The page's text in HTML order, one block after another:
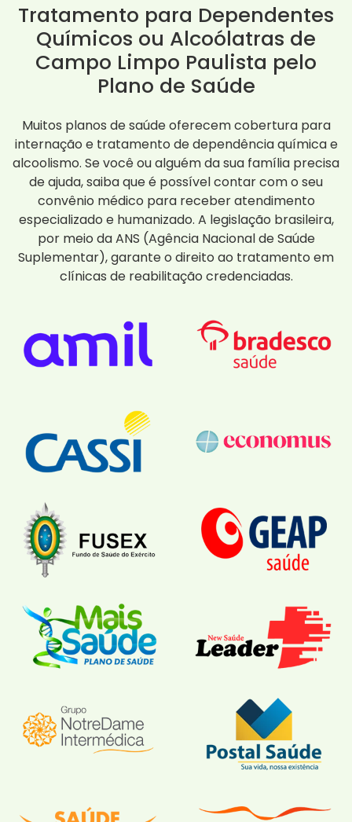
Tratamento para Dependentes
Químicos ou Alcoólatras de
Campo Limpo Paulista pelo
Plano de Saúde
Muitos planos de saúde oferecem cobertura para
internação e tratamento de dependência química e
alcoolismo. Se você ou alguém da sua família precisa
de ajuda, saiba que é possível contar com o seu
convênio médico para receber atendimento
especializado e humanizado. A legislação brasileira,
por meio da ANS (Agência Nacional de Saúde
Suplementar), garante o direito ao tratamento em
clínicas de reabilitação credenciadas.